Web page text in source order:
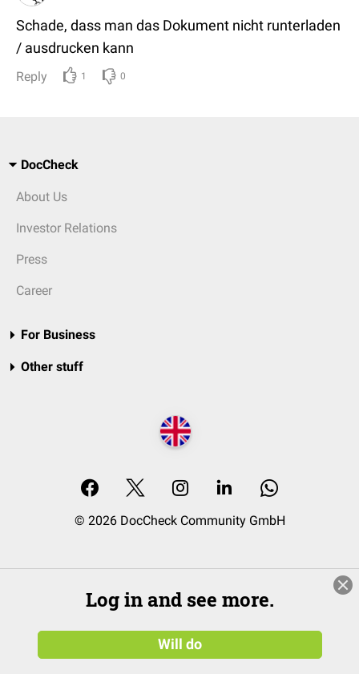
Schade, dass man das Dokument nicht runterladen
/ ausdrucken kann
Reply 1 0
DocCheck
About Us
Investor Relations
Press
Career
For Business
Other stuff
© 2026 DocCheck Community GmbH
Log in and see more.
Will do